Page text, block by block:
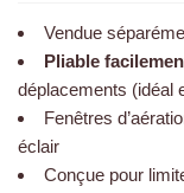
Vendue
Pliable
déplacements (idéal
Fenêtres
éclair
Conçue pour